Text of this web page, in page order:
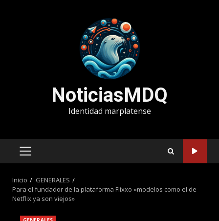
NoticiasMDQ
Identidad marplatense
MENÚ
Inicio
GENERALES
Para el fundador de la plataforma Flixxo «modelos como el de
Netflix ya son viejos»